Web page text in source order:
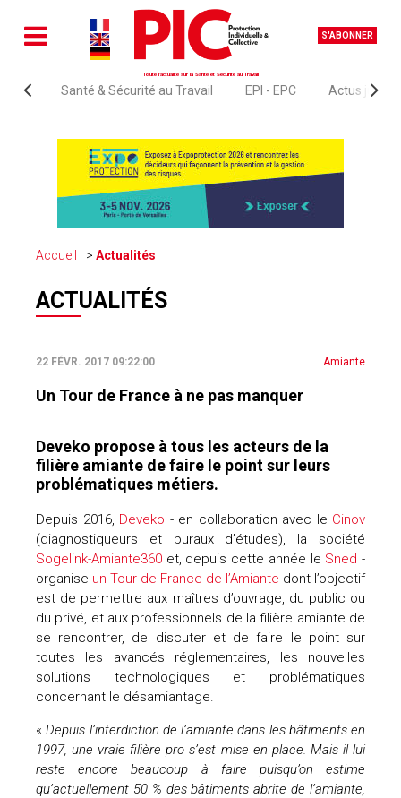
S'ABONNER
Toute l'actualité sur la Santé et Sécurité au Travail
Santé & Sécurité au Travail EPI - EPC Actus
Accueil Actualités
ACTUALITÉS
22 FÉVR. 2017 09:22:00 Amiante
Un Tour de France à ne pas manquer
Deveko propose à tous les acteurs de la
filière amiante de faire le point sur leurs
problématiques métiers.
Depuis 2016, Deveko - en collaboration avec le Cinov
(diagnostiqueurs et buraux d’études), la société
Sogelink-Amiante360 et, depuis cette année le Sned -
organise un Tour de France de l’Amiante dont l’objectif
est de permettre aux maîtres d’ouvrage, du public ou
du privé, et aux professionnels de la filière amiante de
se rencontrer, de discuter et de faire le point sur
toutes les avancés réglementaires, les nouvelles
solutions technologiques et problématiques
concernant le désamiantage.
«Depuis l’interdiction de l’amiante dans les bâtiments en
1997, une vraie filière pro s’est mise en place. Mais il lui
reste encore beaucoup à faire puisqu’on estime
qu’actuellement 50 % des bâtiments abrite de l’amiante,